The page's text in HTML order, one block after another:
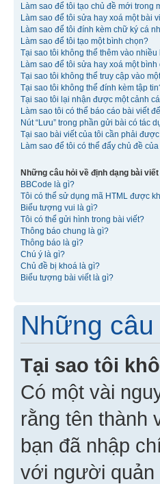
Làm sao để tôi tạo chủ đề mới trong
Làm sao để tôi sửa hay xoá một bài
Làm sao để tôi đính kèm chữ ký cá
Làm sao để tôi tạo một bình chọn?
Tại sao tôi không thể thêm vào
Làm sao để tôi sửa hay xoá một bình
Tại sao tôi không thể truy cập vào
Tại sao tôi không thể đính kèm tập
Tại sao tôi lại nhận được một cảnh
Làm sao tôi có thể báo cáo bài viết
Nút “Lưu” trong phần gửi bài có tác
Tại sao bài viết của tôi cần phải
Làm sao để tôi có thể đẩy chủ đề
Những câu hỏi về định dạng bài
BBCode là gì?
Tôi có thể sử dụng mã HTML được
Biểu tượng vui là gì?
Tôi có thể gửi hình trong bài viết?
Thông báo chung là gì?
Thông báo là gì?
Chú ý là gì?
Chủ đề bị khoá là gì?
Biểu tượng bài viết là gì?
Những
Tại sao tôi
Có một vài
rằng tên thành
bạn đã nhập
với người quản